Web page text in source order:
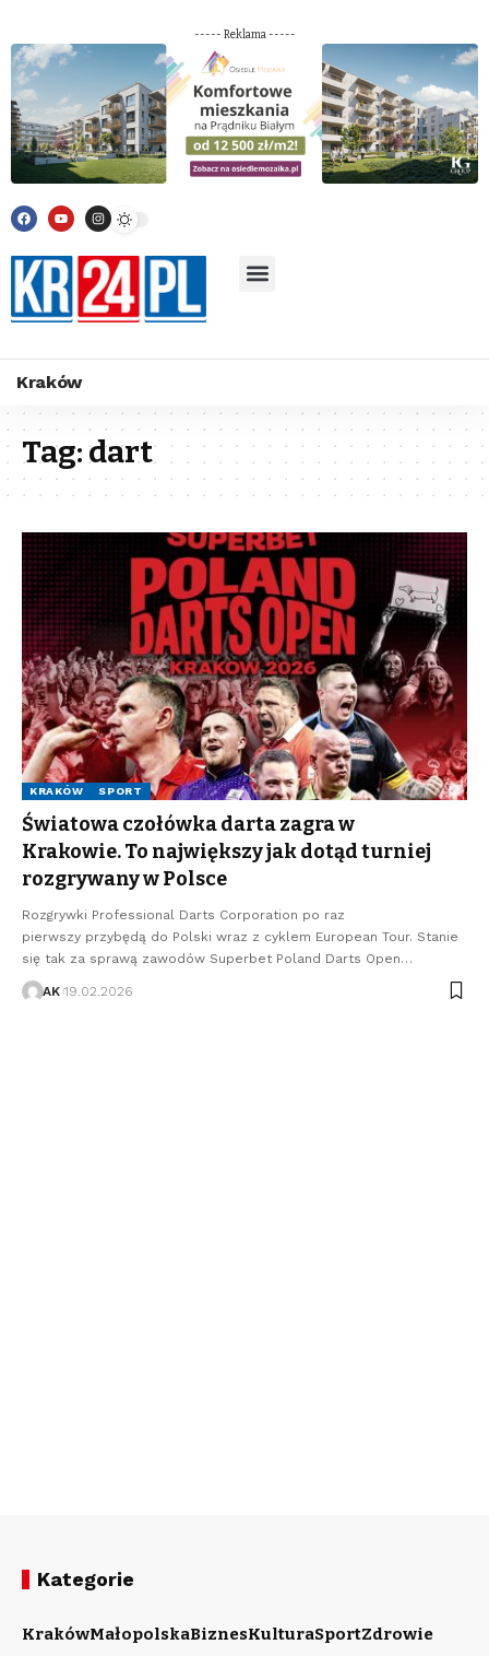
----- Reklama -----
Kraków
Tag:dart
KRAKÓW SPORT
Światowa czołówka darta zagra w
Krakowie. To największy jak dotąd turniej
rozgrywany w Polsce
Rozgrywki Professional Darts Corporation po raz
pierwszy przybędą do Polski wraz z cyklem European Tour. Stanie
się tak za sprawą zawodów Superbet Poland Darts Open…
AK 19.02.2026
Kategorie
KrakówMałopolskaBiznesKulturaSportZdrowie